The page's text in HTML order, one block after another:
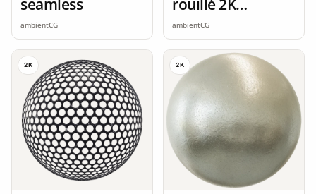
ambientCG
seamless
ambientCG
2K 2K